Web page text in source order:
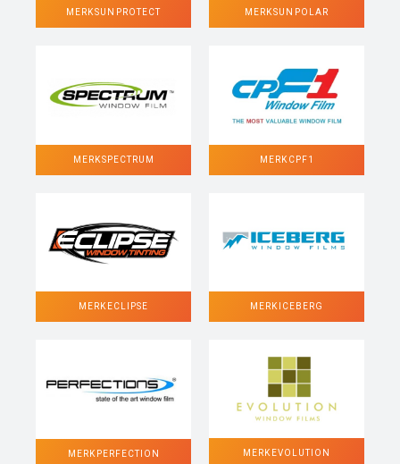
MERK SUN PROTECT MERK SUN POLAR
MERK SPECTRUM MERK CPF1
MERK ECLIPSE MERK ICEBERG
MERK PERFECTION MERK EVOLUTION